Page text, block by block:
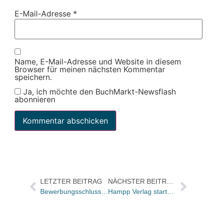
E-Mail-Adresse *
Name, E-Mail-Adresse und Website in diesem
Browser für meinen nächsten Kommentar
speichern.
Ja, ich möchte den BuchMarkt-Newsflash
abonnieren
LETZTER BEITRAG
Bewerbungsschluss für Studium an der Hochschule der Medien am 15. Januar 2003
NÄCHSTER BEITRAG
Hampp Verlag startet Pfundskur